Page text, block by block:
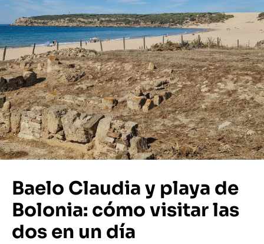
Baelo Claudia y playa de
Bolonia: cómo visitar las
dos en un día